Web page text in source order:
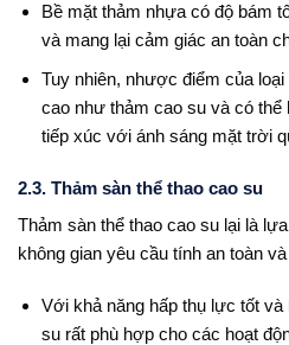
Bề mặt thảm nhựa có độ bám
và mang lại cảm giác an toàn
Tuy nhiên, nhược điểm của
cao như thảm cao su và có thể
tiếp xúc với ánh sáng mặt trời
2.3. Thảm sàn thể thao cao su
Thảm sàn thể thao cao su lại là
không gian yêu cầu tính an toàn
Với khả năng hấp thụ lực tốt
su rất phù hợp cho các hoạt